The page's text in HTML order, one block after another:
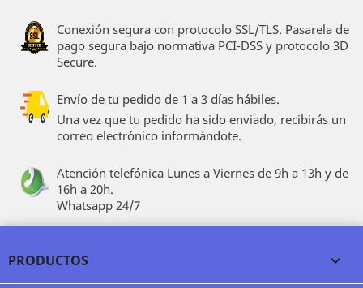
Conexión segura con protocolo SSL/TLS. Pasarela de
pago segura bajo normativa PCI-DSS y protocolo 3D
Secure.
Envío de tu pedido de 1 a 3 días hábiles.
Una vez que tu pedido ha sido enviado, recibirás un
correo electrónico informándote.
Atención telefónica Lunes a Viernes de 9h a 13h y de
16h a 20h.
Whatsapp 24/7
PRODUCTOS 